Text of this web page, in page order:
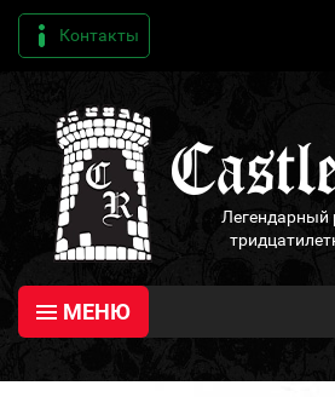
Контакты
Легендарный
МЕНЮ